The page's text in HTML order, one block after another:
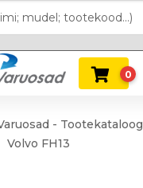
0
- Tootekataloog
Volvo FH13